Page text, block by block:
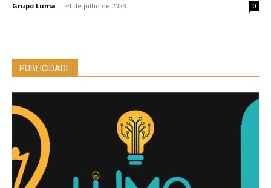
Grupo Luma - 24 de julho de 2023 0
PUBLICIDADE